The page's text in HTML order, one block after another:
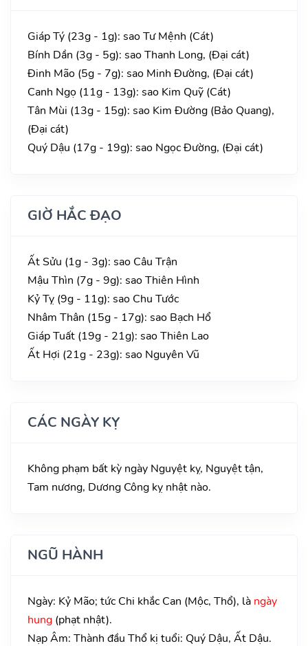
Giáp Tý (23g - 1g): sao Tư Mệnh (Cát)
Bính Dần (3g - 5g): sao Thanh Long, (Đại cát)
Đinh Mão (5g - 7g): sao Minh Đường, (Đại cát)
Canh Ngọ (11g - 13g): sao Kim Quỹ (Cát)
Tân Mùi (13g - 15g): sao Kim Đường (Bảo Quang),
(Đại cát)
Quý Dậu (17g - 19g): sao Ngọc Đường, (Đại cát)
GIỜ HẮC ĐẠO
Ất Sửu (1g - 3g): sao Câu Trận
Mậu Thìn (7g - 9g): sao Thiên Hình
Kỷ Tỵ (9g - 11g): sao Chu Tước
Nhâm Thân (15g - 17g): sao Bạch Hổ
Giáp Tuất (19g - 21g): sao Thiên Lao
Ất Hợi (21g - 23g): sao Nguyên Vũ
CÁC NGÀY KỴ
Không phạm bất kỳ ngày Nguyệt kỵ, Nguyệt tận,
Tam nương, Dương Công kỵ nhật nào.
NGŨ HÀNH
Ngày: Kỷ Mão; tức Chi khắc Can (Mộc, Thổ), là ngày
hung (phạt nhật).
Nạp Âm: Thành đầu Thổ kị tuổi: Quý Dậu, Ất Dậu.